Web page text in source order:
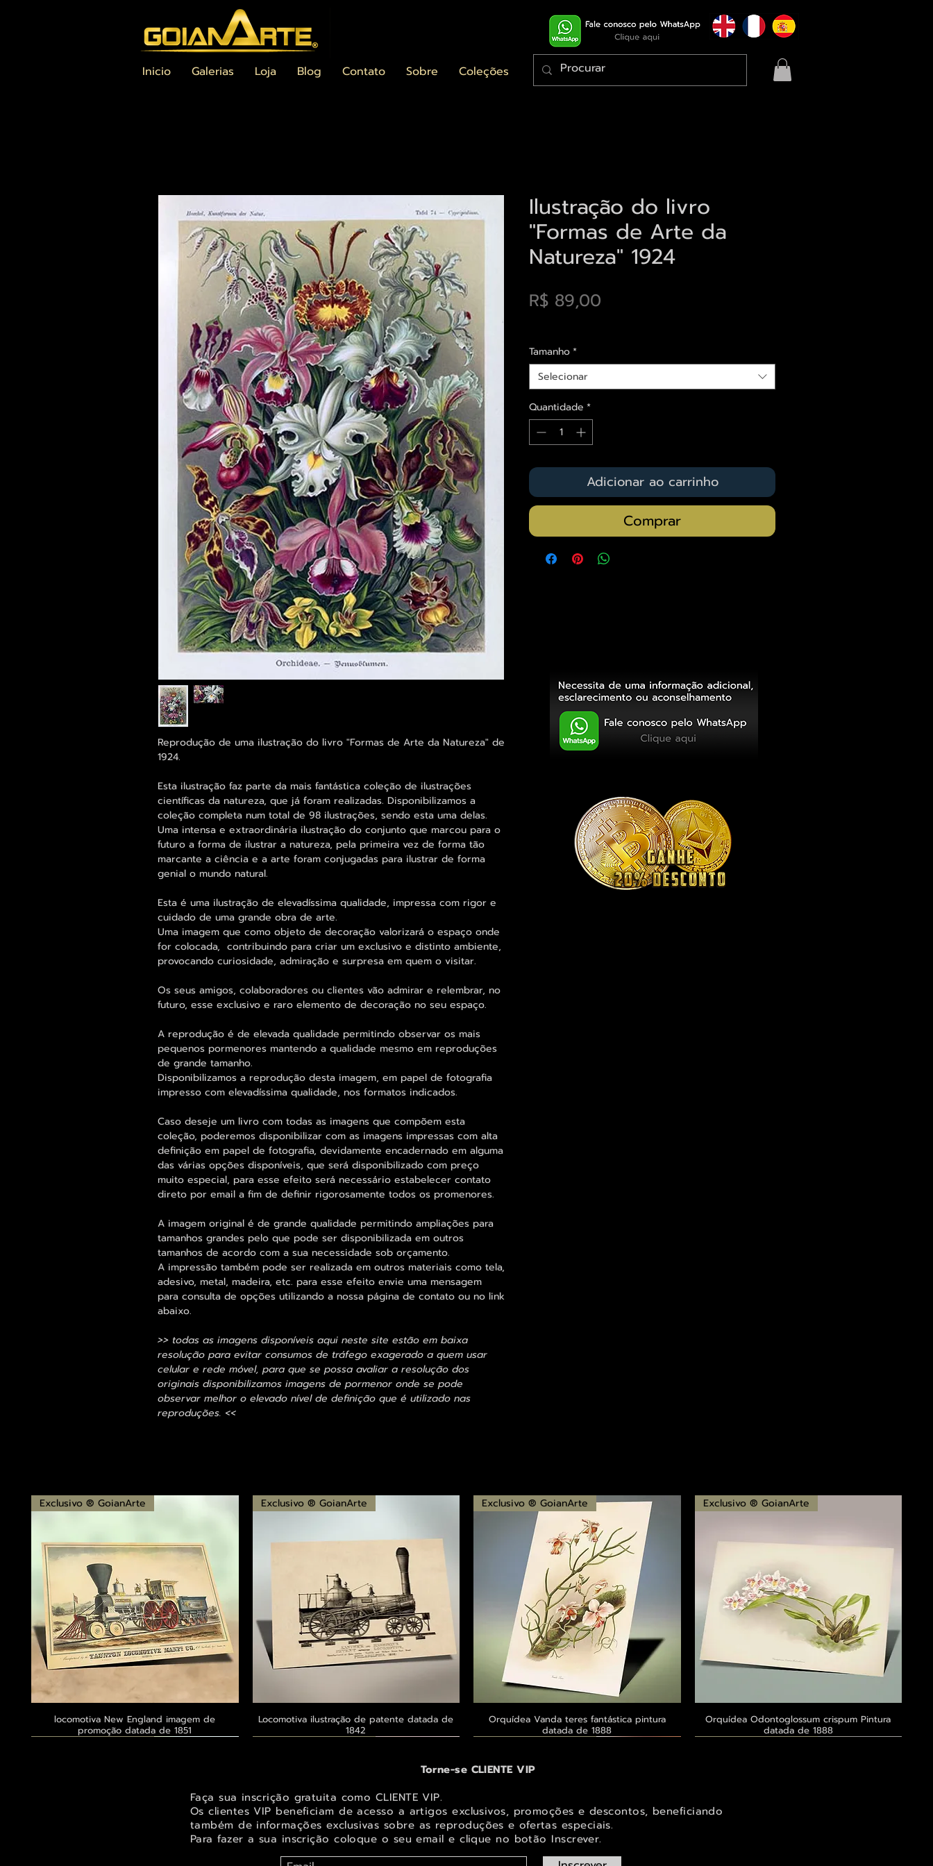
Inicio Galerias Loja Blog Contato Sobre Coleções
Reprodução de uma ilustração do livro "Formas de Arte da Natureza" de
1924.
Esta ilustração faz parte da mais fantástica coleção de ilustrações
científicas da natureza, que já foram realizadas. Disponibilizamos a
coleção completa num total de 98 ilustrações, sendo esta uma delas.
Uma intensa e extraordinária ilustração do conjunto que marcou para o
futuro a forma de ilustrar a natureza, pela primeira vez de forma tão
marcante a ciência e a arte foram conjugadas para ilustrar de forma
genial o mundo natural.
Esta é uma ilustração de elevadíssima qualidade, impressa com rigor e
cuidado de uma grande obra de arte.
Uma imagem que como objeto de decoração valorizará o espaço onde
for colocada, contribuindo para criar um exclusivo e distinto ambiente,
provocando curiosidade, admiração e surpresa em quem o visitar.
Os seus amigos, colaboradores ou clientes vão admirar e relembrar, no
futuro, esse exclusivo e raro elemento de decoração no seu espaço.
A reprodução é de elevada qualidade permitindo observar os mais
pequenos pormenores mantendo a qualidade mesmo em reproduções
de grande tamanho.
Disponibilizamos a reprodução desta imagem, em papel de fotografia
impresso com elevadíssima qualidade, nos formatos indicados.
Caso deseje um livro com todas as imagens que compõem esta
coleção, poderemos disponibilizar com as imagens impressas com alta
definição em papel de fotografia, devidamente encadernado em alguma
das várias opções disponíveis, que será disponibilizado com preço
muito especial, para esse efeito será necessário estabelecer contato
direto por email a fim de definir rigorosamente todos os promenores.
A imagem original é de grande qualidade permitindo ampliações para
tamanhos grandes pelo que pode ser disponibilizada em outros
tamanhos de acordo com a sua necessidade sob orçamento.
A impressão também pode ser realizada em outros materiais como tela,
adesivo, metal, madeira, etc. para esse efeito envie uma mensagem
para consulta de opções utilizando a nossa página de contato ou no link
abaixo.
>> todas as imagens disponíveis aqui neste site estão em baixa
resolução para evitar consumos de tráfego exagerado a quem usar
celular e rede móvel, para que se possa avaliar a resolução dos
originais disponibilizamos imagens de pormenor onde se pode
observar melhor o elevado nível de definição que é utilizado nas
reproduções. <<
Ilustração do livro
"Formas de Arte da
Natureza" 1924
R$ 89,00
Tamanho*
Selecionar
Quantidade *
Adicionar ao carrinho
Comprar
Visualização rápida
Exclusivo ® GoianArte
locomotiva New England imagem de
promoção datada de 1851
Visualização rápida
Exclusivo ® GoianArte
Locomotiva ilustração de patente datada de
1842
Visualização rápida
Exclusivo ® GoianArte
Orquídea Vanda teres fantástica pintura
datada de 1888
Visualização rápida
Exclusivo ® GoianArte
Orquídea Odontoglossum crispum Pintura
datada de 1888
Torne-se CLIENTE VIP
Faça sua inscrição gratuita como CLIENTE VIP.
Os clientes VIP beneficiam de acesso a artigos exclusivos, promoções e descontos, beneficiando
também de informações exclusivas sobre as reproduções e ofertas especiais.
Para fazer a sua inscrição coloque o seu email e clique no botão Inscrever.